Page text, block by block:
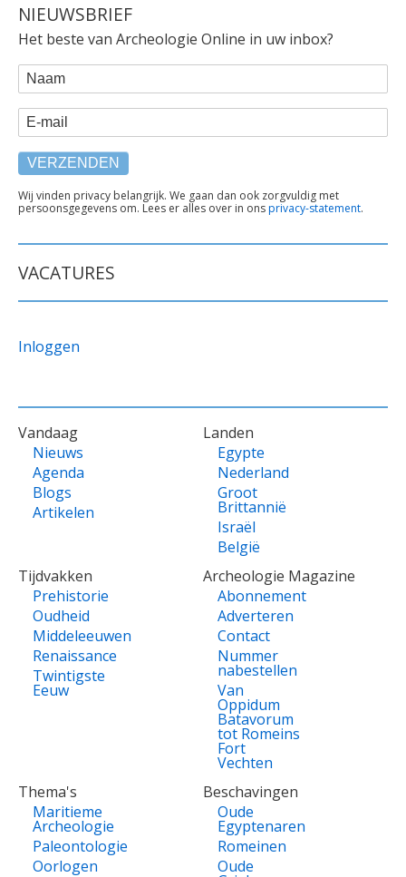
NIEUWSBRIEF
Het beste van Archeologie Online in uw inbox?
WEBFORM
Naam
E-mail
TEKST
ONDER
Wij vinden privacy belangrijk. We gaan dan ook zorgvuldig met
persoonsgegevens om. Lees er alles over in onsprivacy-statement.
VACATURES
Inloggen
VOET
Vandaag
Nieuws
Agenda
Blogs
Artikelen
Landen
Egypte
Nederland
Groot
Brittannië
Israël
België
Tijdvakken
Prehistorie
Oudheid
Middeleeuwen
Renaissance
Twintigste
Eeuw
Archeologie Magazine
Abonnement
Adverteren
Contact
Nummer
nabestellen
Van
Oppidum
Batavorum
tot Romeins
Fort
Vechten
Thema's
Maritieme
Archeologie
Paleontologie
Oorlogen
Beschavingen
Oude
Egyptenaren
Romeinen
Oude